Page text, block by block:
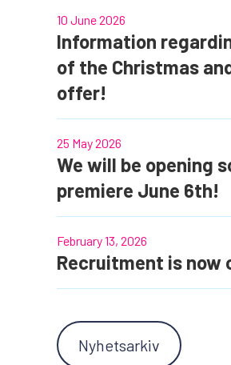
Information
of the Christmas
offer!
10 June 2026
We will be opening
premiere June 6th!
25 May 2026
Recruitment is now
February 13, 2026
Nyhetsarkiv